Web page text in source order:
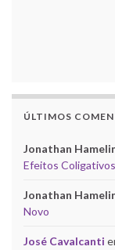
ÚLTIMOS
Jonathan
Efeitos Coligativos
Jonathan
Novo
José Cavalcanti